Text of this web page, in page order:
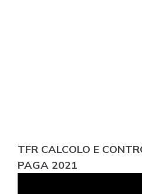
TFR CALCOLO E
PAGA 2021